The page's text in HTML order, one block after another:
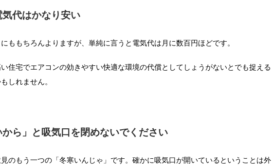
気代はかなり安い
ももちろんよりますが、単純に言うと電気代は月に数百円ほどです。
住宅でエアコンの効きやすい快適な環境の代償としてしょうがないとでも捉える
しれません。
から」と吸気口を閉めないでください
のもう一つの「冬寒いんじゃ」です。確かに吸気口が開いているということは外